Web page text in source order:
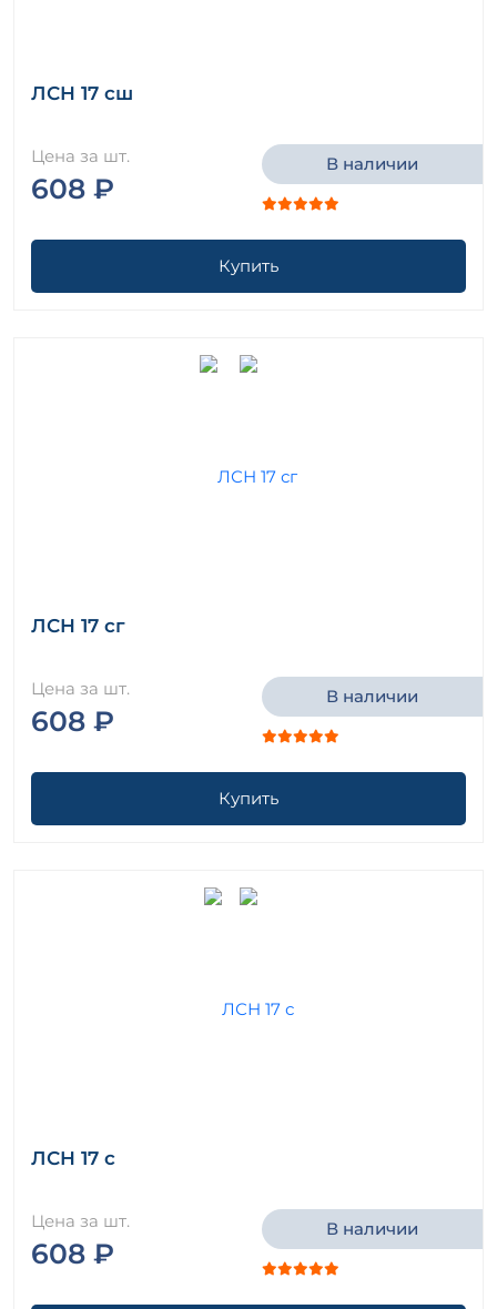
ЛСН 17 сш
Цена за шт.
608 ₽
В наличии
Купить
ЛСН 17 сг
Цена за шт.
608 ₽
В наличии
Купить
ЛСН 17 с
Цена за шт.
608 ₽
В наличии